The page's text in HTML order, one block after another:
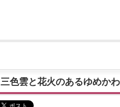
三色雲と花火のあるゆめか